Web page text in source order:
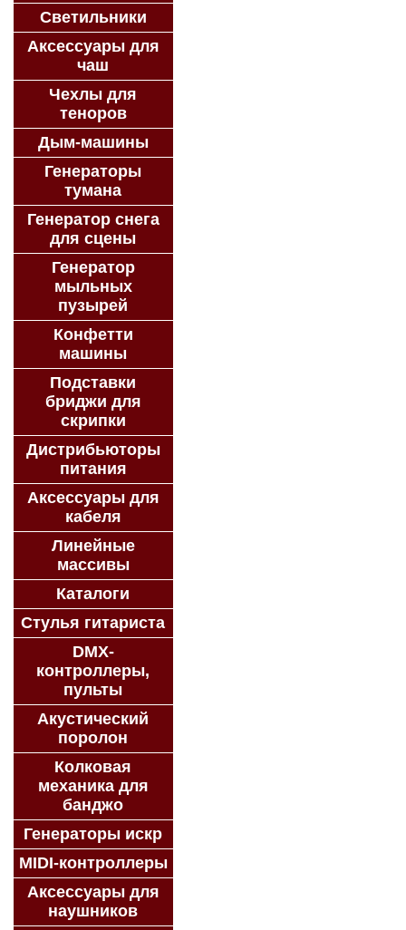
Светильники
Аксессуары для
чаш
Чехлы для
теноров
Дым-машины
Генераторы
тумана
Генератор снега
для сцены
Генератор
мыльных
пузырей
Конфетти
машины
Подставки
бриджи для
скрипки
Дистрибьюторы
питания
Аксессуары для
кабеля
Линейные
массивы
Каталоги
Стулья гитариста
DMX-
контроллеры,
пульты
Акустический
поролон
Колковая
механика для
банджо
Генераторы искр
MIDI-контроллеры
Аксессуары для
наушников